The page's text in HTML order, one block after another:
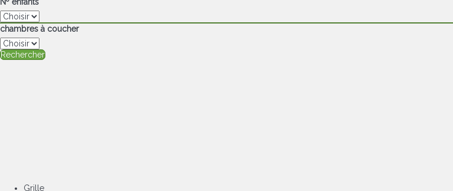
chambres à coucher
Rechercher
Grille